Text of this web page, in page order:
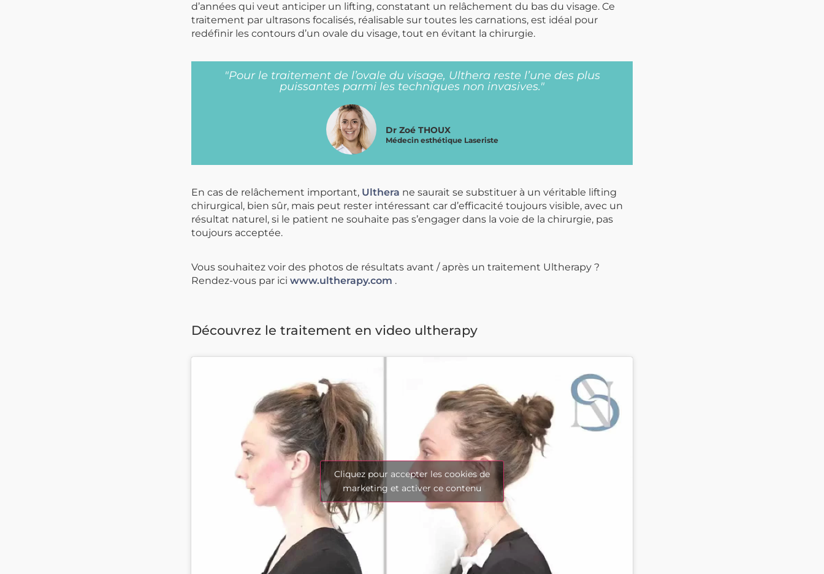
d’années qui veut anticiper un lifting, constatant un relâchement du bas du visage. Ce
traitement par ultrasons focalisés, réalisable sur toutes les carnations, est idéal pour
redéfinir les contours d’un ovale du visage, tout en évitant la chirurgie.
"Pour le traitement de l’ovale du visage, Ulthera reste l’une des plus
puissantes parmi les techniques non invasives."
Dr Zoé THOUX
Médecin esthétique Laseriste
En cas de relâchement important, Ulthera ne saurait se substituer à un véritable lifting
chirurgical, bien sûr, mais peut rester intéressant car d’efficacité toujours visible, avec un
résultat naturel, si le patient ne souhaite pas s’engager dans la voie de la chirurgie, pas
toujours acceptée.
Vous souhaitez voir des photos de résultats avant / après un traitement Ultherapy ?
Rendez-vous par ici www.ultherapy.com .
Découvrez le traitement en video ultherapy
Cliquez pour accepter les cookies de
marketing et activer ce contenu